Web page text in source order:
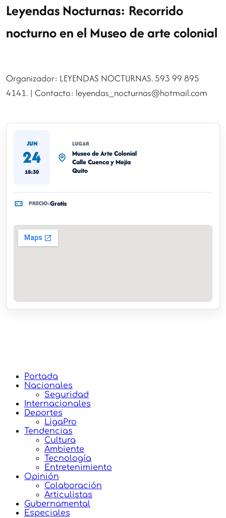
Leyendas Nocturnas: Recorrido
nocturno en el Museo de arte colonial
Organizador: LEYENDAS NOCTURNAS. 593 99 895
4141. | Contacto: leyendas_nocturnas@hotmail.com
JUN
24
18:30
LUGAR
Museo de Arte Colonial
Calle Cuenca y Mejía
Quito
PRECIO:Gratis
Portada
Nacionales
Seguridad
Internacionales
Deportes
LigaPro
Tendencias
Cultura
Ambiente
Tecnología
Entretenimiento
Opinión
Colaboración
Articulistas
Gubernamental
Especiales